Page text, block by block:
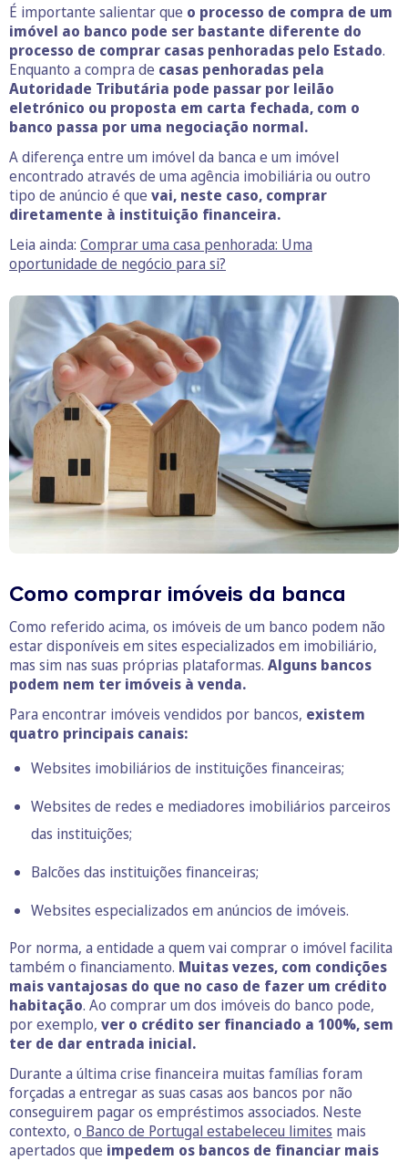
É importante salientar que o processo de compra de um
imóvel ao banco pode ser bastante diferente do
processo de comprar casas penhoradas pelo Estado.
Enquanto a compra de casas penhoradas pela
Autoridade Tributária pode passar por leilão
eletrónico ou proposta em carta fechada, com o
banco passa por uma negociação normal.
A diferença entre um imóvel da banca e um imóvel
encontrado através de uma agência imobiliária ou outro
tipo de anúncio é que vai, neste caso, comprar
diretamente à instituição financeira.
Leia ainda: Comprar uma casa penhorada: Uma
oportunidade de negócio para si?
Como comprar imóveis da banca
Como referido acima, os imóveis de um banco podem não
estar disponíveis em sites especializados em imobiliário,
mas sim nas suas próprias plataformas. Alguns bancos
podem nem ter imóveis à venda.
Para encontrar imóveis vendidos por bancos, existem
quatro principais canais:
Websites imobiliários de instituições financeiras;
Websites de redes e mediadores imobiliários parceiros
das instituições;
Balcões das instituições financeiras;
Websites especializados em anúncios de imóveis.
Por norma, a entidade a quem vai comprar o imóvel facilita
também o financiamento. Muitas vezes, com condições
mais vantajosas do que no caso de fazer um crédito
habitação. Ao comprar um dos imóveis do banco pode,
por exemplo, ver o crédito ser financiado a 100%, sem
ter de dar entrada inicial.
Durante a última crise financeira muitas famílias foram
forçadas a entregar as suas casas aos bancos por não
conseguirem pagar os empréstimos associados. Neste
contexto, o Banco de Portugal estabeleceu limites mais
apertados que impedem os bancos de financiar mais